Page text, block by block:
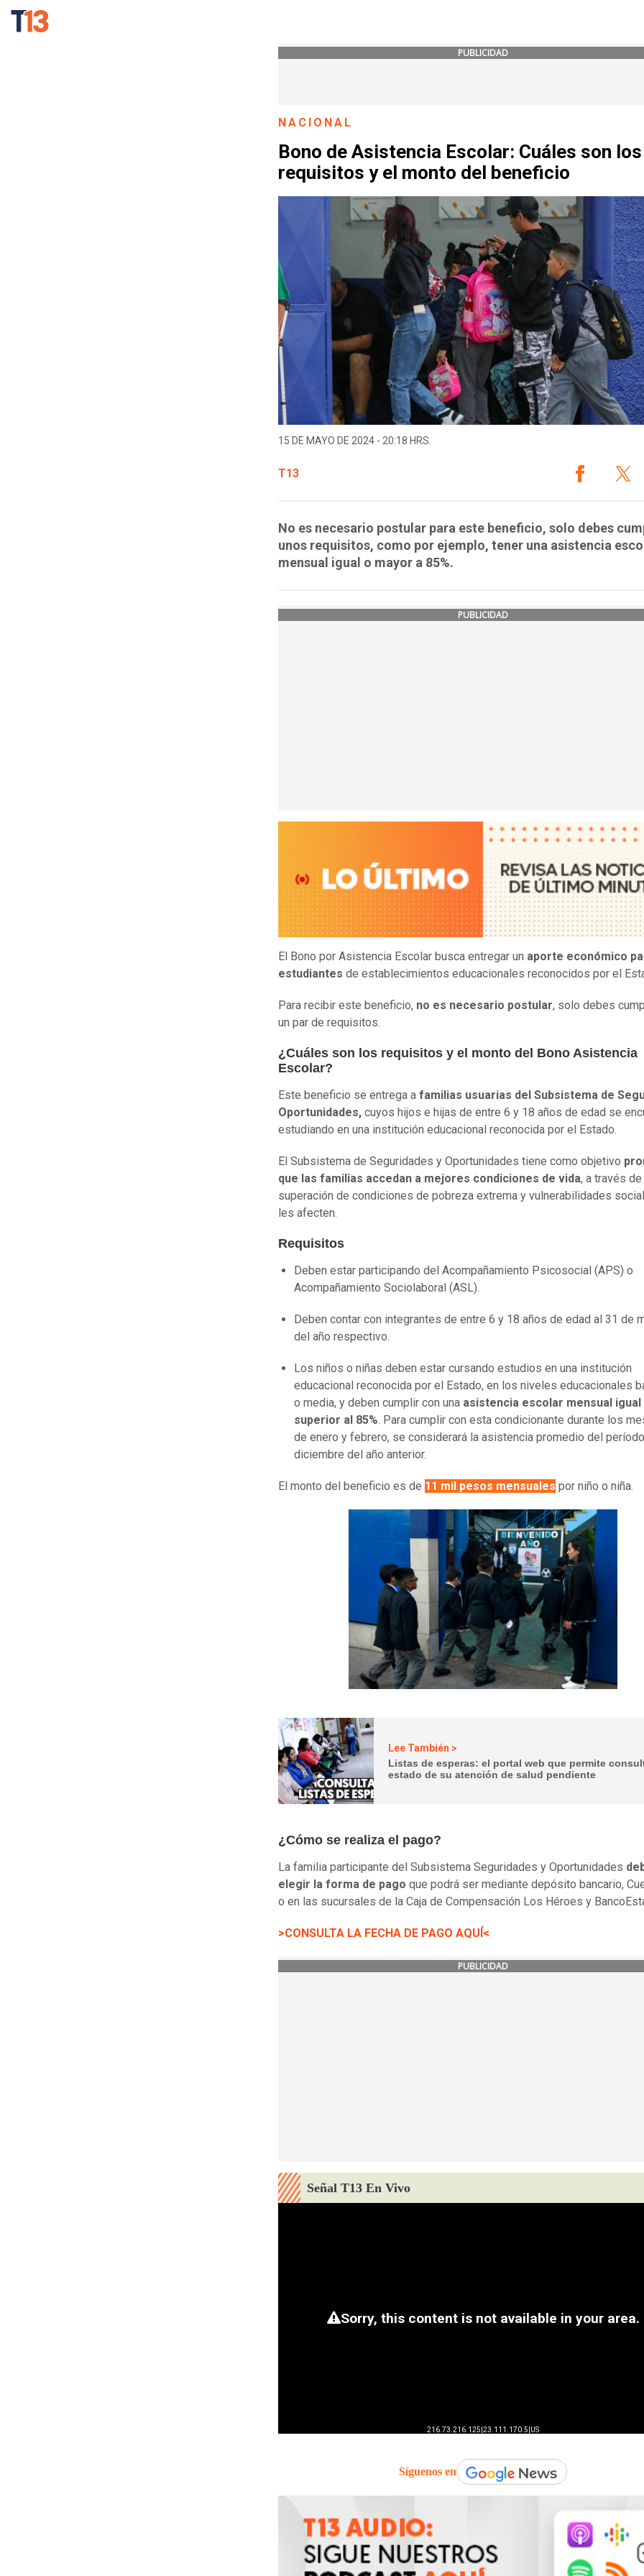
PUBLICIDAD
NACIONAL
Bono de Asistencia Escolar: Cuáles son los
requisitos y el monto del beneficio
15 DE MAYO DE 2024 - 20:18 HRS.
T13
No es necesario postular para este beneficio, solo debes
unos requisitos, como por ejemplo, tener una asistencia
mensual igual o mayor a 85%.
PUBLICIDAD
El Bono por Asistencia Escolar busca entregar un aporte económico
estudiantes de establecimientos educacionales reconocidos por el
Para recibir este beneficio, no es necesario postular, solo debes
un par de requisitos.
¿Cuáles son los requisitos y el monto del Bono Asistencia
Escolar?
Este beneficio se entrega a familias usuarias del Subsistema de
Oportunidades, cuyos hijos e hijas de entre 6 y 18 años de edad se
estudiando en una institución educacional reconocida por el Estado.
El Subsistema de Seguridades y Oportunidades tiene como objetivo
que las familias accedan a mejores condiciones de vida, a través de
superación de condiciones de pobreza extrema y vulnerabilidades
les afecten.
Requisitos
Deben estar participando del Acompañamiento Psicosocial (APS) o
Acompañamiento Sociolaboral (ASL).
Deben contar con integrantes de entre 6 y 18 años de edad al 31 de
del año respectivo.
Los niños o niñas deben estar cursando estudios en una institución
educacional reconocida por el Estado, en los niveles educacionales
o media, y deben cumplir con una asistencia escolar mensual igual
superior al 85%. Para cumplir con esta condicionante durante los
de enero y febrero, se considerará la asistencia promedio del
diciembre del año anterior.
El monto del beneficio es de 11 mil pesos mensuales por niño o niña.
Lee También >
Listas de esperas: el portal web que permite
estado de su atención de salud pendiente
¿Cómo se realiza el pago?
La familia participante del Subsistema Seguridades y Oportunidades
elegir la forma de pago que podrá ser mediante depósito bancario,
o en las sucursales de la Caja de Compensación Los Héroes y
>CONSULTA LA FECHA DE PAGO AQUÍ<
PUBLICIDAD
Señal T13 En Vivo
Síguenos en